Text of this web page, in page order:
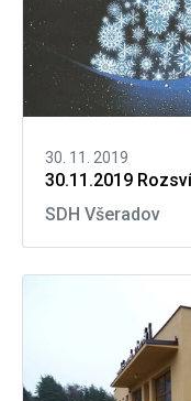
30. 11. 2019
30.11.2019
SDH Všeradov